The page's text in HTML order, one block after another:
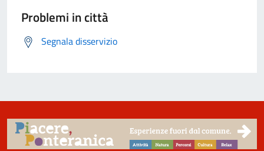
Problemi in città
Segnala disservizio